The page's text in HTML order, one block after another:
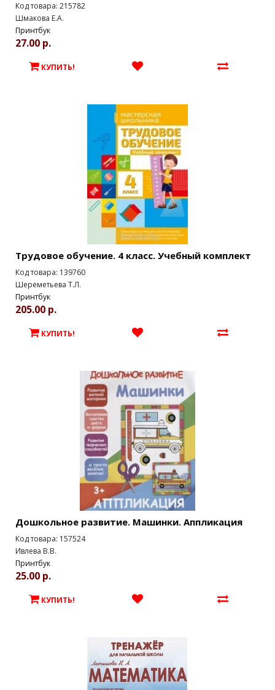
Код товара: 215782
Шмакова Е.А.
Принтбук
27.00 р.
КУПИТЬ!
Трудовое обучение. 4 класс. Учебный комплект
Код товара: 139760
Шереметьева Т.Л.
Принтбук
205.00 р.
КУПИТЬ!
Дошкольное развитие. Машинки. Аппликация
Код товара: 157524
Ивлева В.В.
Принтбук
25.00 р.
КУПИТЬ!